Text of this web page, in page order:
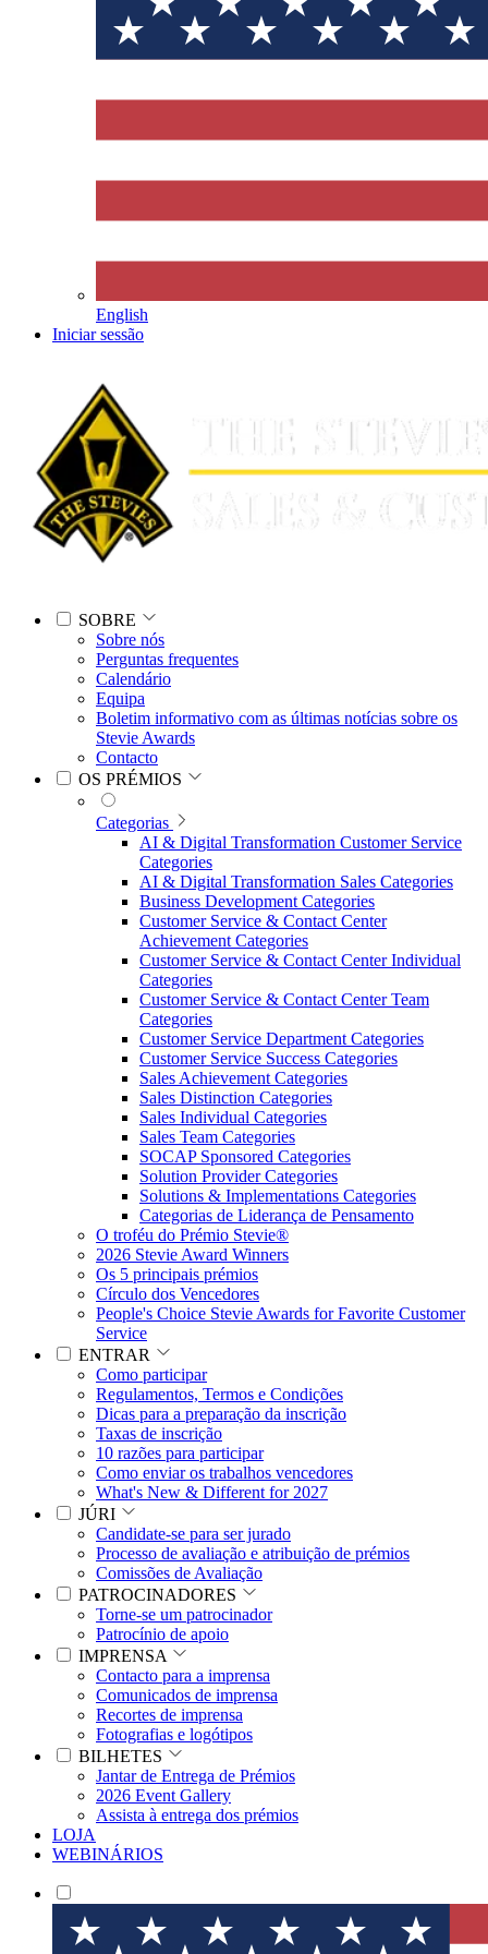
English
Iniciar sessão
SOBRE
Sobre nós
Perguntas frequentes
Calendário
Equipa
Boletim informativo com as últimas notícias sobre os
Stevie Awards
Contacto
OS PRÉMIOS
Categorias
AI & Digital Transformation Customer Service
Categories
AI & Digital Transformation Sales Categories
Business Development Categories
Customer Service & Contact Center
Achievement Categories
Customer Service & Contact Center Individual
Categories
Customer Service & Contact Center Team
Categories
Customer Service Department Categories
Customer Service Success Categories
Sales Achievement Categories
Sales Distinction Categories
Sales Individual Categories
Sales Team Categories
SOCAP Sponsored Categories
Solution Provider Categories
Solutions & Implementations Categories
Categorias de Liderança de Pensamento
O troféu do Prémio Stevie®
2026 Stevie Award Winners
Os 5 principais prémios
Círculo dos Vencedores
People's Choice Stevie Awards for Favorite Customer
Service
ENTRAR
Como participar
Regulamentos, Termos e Condições
Dicas para a preparação da inscrição
Taxas de inscrição
10 razões para participar
Como enviar os trabalhos vencedores
What's New & Different for 2027
JÚRI
Candidate-se para ser jurado
Processo de avaliação e atribuição de prémios
Comissões de Avaliação
PATROCINADORES
Torne-se um patrocinador
Patrocínio de apoio
IMPRENSA
Contacto para a imprensa
Comunicados de imprensa
Recortes de imprensa
Fotografias e logótipos
BILHETES
Jantar de Entrega de Prémios
2026 Event Gallery
Assista à entrega dos prémios
LOJA
WEBINÁRIOS